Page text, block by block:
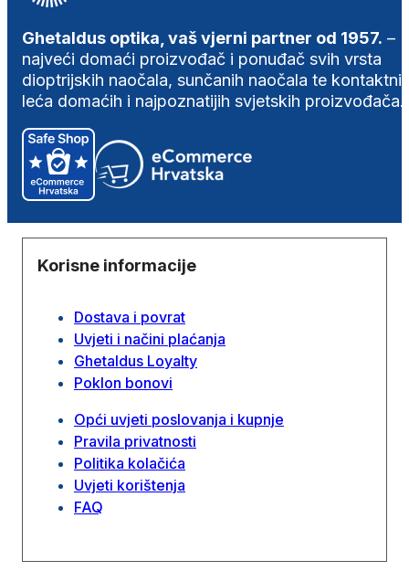
Ghetaldus optika, vaš vjerni partner od 1957. –
najveći domaći proizvođač i ponuđač svih vrsta
dioptrijskih naočala, sunčanih naočala te
leća domaćih i najpoznatijih svjetskih proizvođača.
Korisne informacije
Dostava i povrat
Uvjeti i načini plaćanja
Ghetaldus Loyalty
Poklon bonovi
Opći uvjeti poslovanja i kupnje
Pravila privatnosti
Politika kolačića
Uvjeti korištenja
FAQ